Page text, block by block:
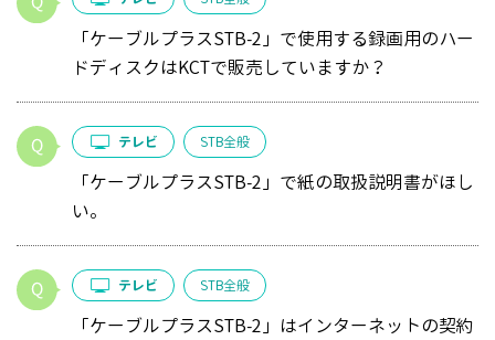
「ケーブルプラスSTB-2」で使用する録画用のハー
ドディスクはKCTで販売していますか？
テレビ STB全般
「ケーブルプラスSTB-2」で紙の取扱説明書がほし
い。
テレビ STB全般
「ケーブルプラスSTB-2」はインターネットの契約